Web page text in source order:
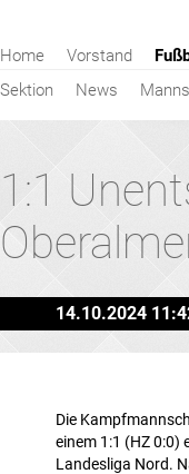
Navigation
Home Vorstand
Sektion
News
1:1
14.10.2024
Die
einem 1:1 (HZ 0:0)
Landesliga Nord.